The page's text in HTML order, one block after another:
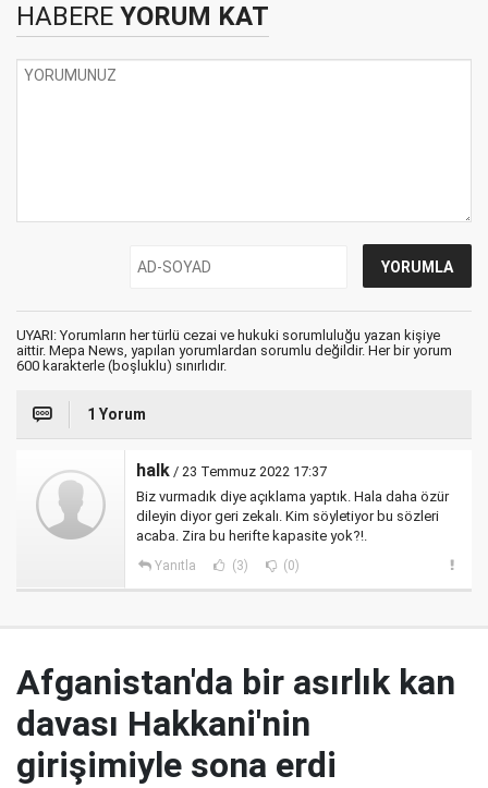
HABERE YORUM KAT
UYARI: Yorumların her türlü cezai ve hukuki sorumluluğu yazan kişiye
aittir. Mepa News, yapılan yorumlardan sorumlu değildir. Her bir yorum
600 karakterle (boşluklu) sınırlıdır.
1 Yorum
halk / 23 Temmuz 2022 17:37
Biz vurmadık diye açıklama yaptık. Hala daha özür
dileyin diyor geri zekalı. Kim söyletiyor bu sözleri
acaba. Zira bu herifte kapasite yok?!.
Yanıtla (3) (0)
Afganistan'da bir asırlık kan
davası Hakkani'nin
girişimiyle sona erdi